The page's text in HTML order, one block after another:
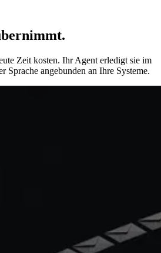
.
Zeit kosten. Ihr Agent erledigt sie im
Sprache angebunden an Ihre Systeme.